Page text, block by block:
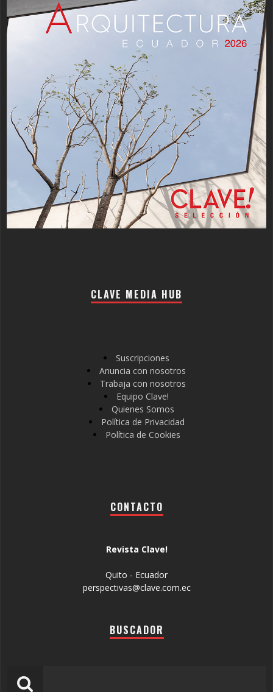
CLAVE MEDIA HUB
Suscripciones
Anuncia con nosotros
Trabaja con nosotros
Equipo Clave!
Quienes Somos
Política de Privacidad
Política de Cookies
CONTACTO
Revista Clave!
Quito - Ecuador
perspectivas@clave.com.ec
BUSCADOR